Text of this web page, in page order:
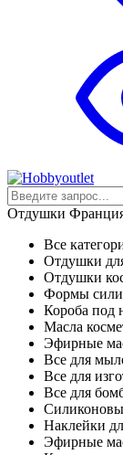
Отдушки
Все
Отдушки
Отдушки
Формы
Короба под
Масла
Эфирные
Все для
Все для
Все для
Наклейки
Эфирные